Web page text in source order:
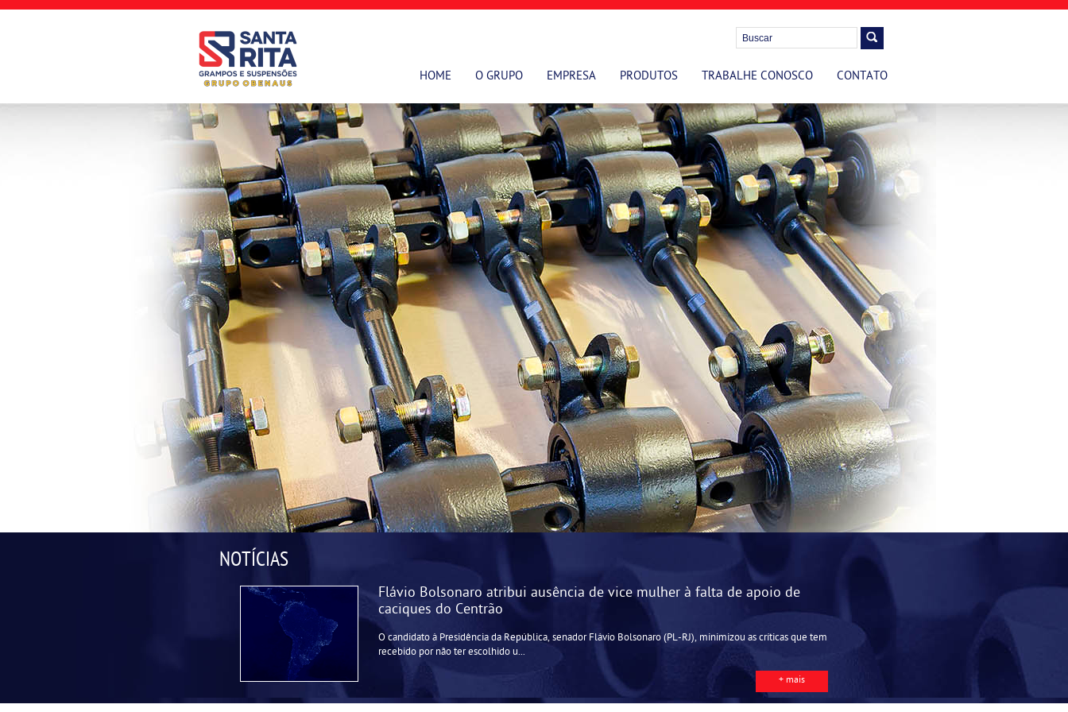
HOME O GRUPO EMPRESA PRODUTOS TRABALHE CONOSCO CONTATO
NOTÍCIAS
Flávio Bolsonaro atribui ausência de vice mulher à falta de apoio de
caciques do Centrão
O candidato à Presidência da República, senador Flávio Bolsonaro (PL-RJ), minimizou as críticas que tem
recebido por não ter escolhido u...
+ mais